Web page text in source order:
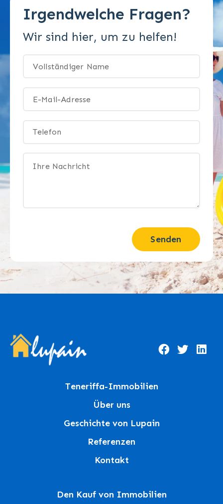
Irgendwelche Fragen?
Wir sind hier, um zu helfen!
Senden
Teneriffa-Immobilien
Über uns
Geschichte von Lupain
Referenzen
Kontakt
Den Kauf von Immobilien